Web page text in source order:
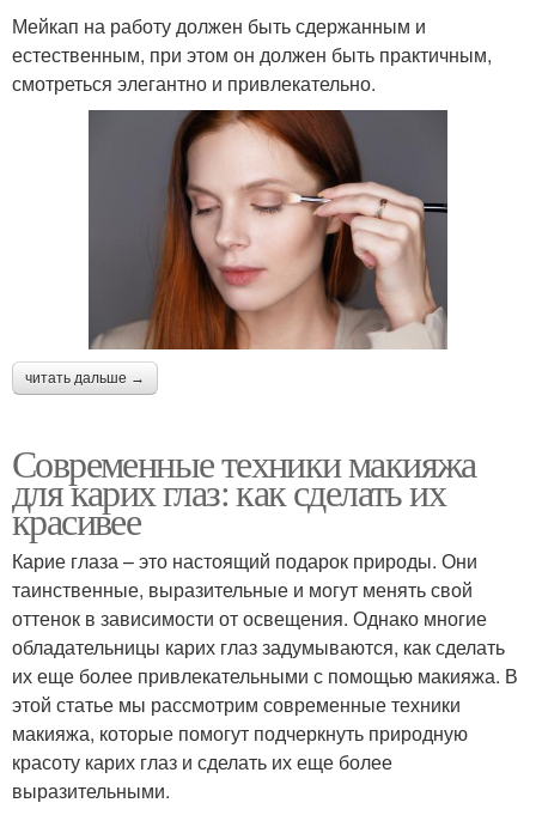
Мейкап на работу должен быть сдержанным и
естественным, при этом он должен быть практичным,
смотреться элегантно и привлекательно.
читать дальше →
Современные техники макияжа
для карих глаз: как сделать их
красивее
Карие глаза – это настоящий подарок природы. Они
таинственные, выразительные и могут менять свой
оттенок в зависимости от освещения. Однако многие
обладательницы карих глаз задумываются, как сделать
их еще более привлекательными с помощью макияжа. В
этой статье мы рассмотрим современные техники
макияжа, которые помогут подчеркнуть природную
красоту карих глаз и сделать их еще более
выразительными.